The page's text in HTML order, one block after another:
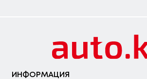
ИНФОРМАЦИЯ